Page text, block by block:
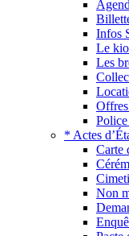
Infos
Le
Les
* Actes
Carte
Non